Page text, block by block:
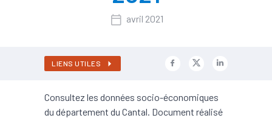
avril 2021
LIENS UTILES
Consultez les données socio-économiques
du département du Cantal. Document réalisé